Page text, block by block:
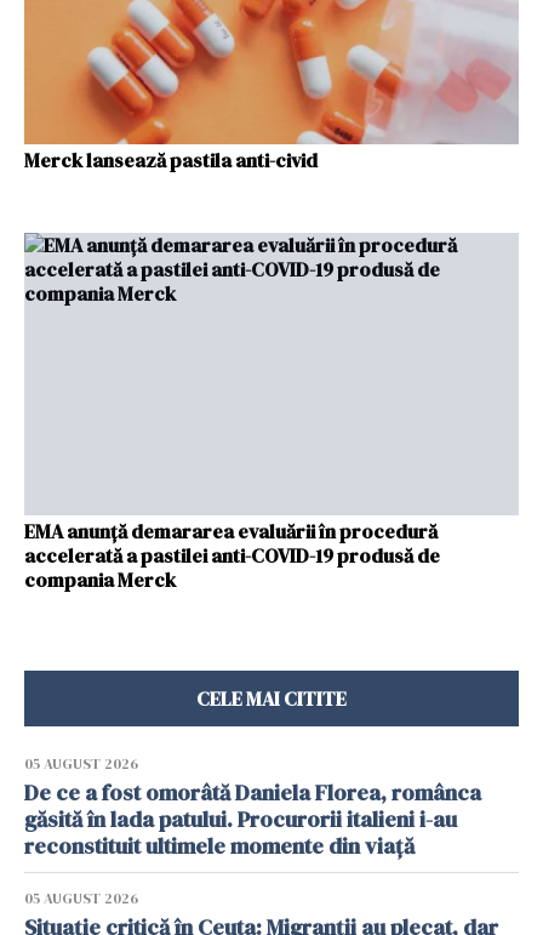
Merck lansează pastila anti-civid
EMA anunţă demararea evaluării în procedură
accelerată a pastilei anti-COVID-19 produsă de
compania Merck
CELE MAI CITITE
05 AUGUST 2026
De ce a fost omorâtă Daniela Florea, românca
găsită în lada patului. Procurorii italieni i-au
reconstituit ultimele momente din viață
05 AUGUST 2026
Situație critică în Ceuta: Migranții au plecat, dar